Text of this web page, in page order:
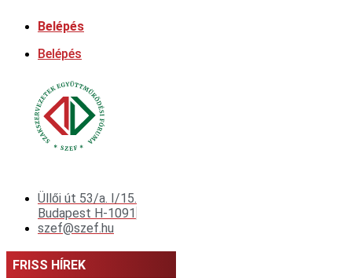
Belépés
Belépés
Üllői út 53/a. I/15.
Budapest H-1091
szef@szef.hu
FRISS HÍREK